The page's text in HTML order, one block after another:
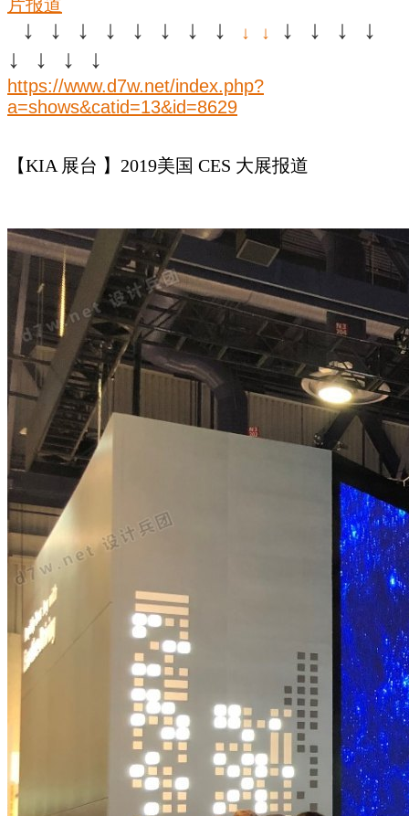
片报道
↓ ↓ ↓ ↓ ↓ ↓ ↓ ↓ ↓ ↓
↓ ↓ ↓ ↓
↓ ↓ ↓ ↓
https://www.d7w.net/index.php?
a=shows&catid=13&id=8629
【KIA 展台 】2019美国 CES 大展报道